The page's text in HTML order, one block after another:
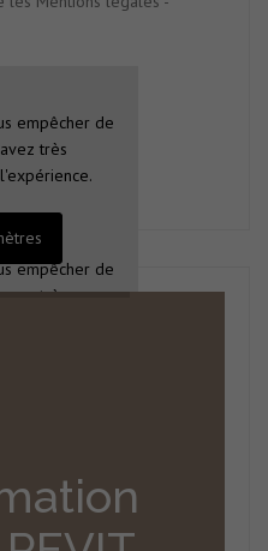
empêcher de
très
empêcher de
très